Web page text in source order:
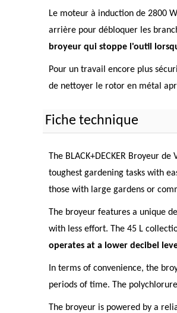
Le moteur à induction de 2800
arrière pour débloquer les
broyeur qui stoppe l'outil
Pour un travail encore plus
de nettoyer le rotor en métal
Fiche technique
The BLACK+DECKER Broyeur
toughest gardening tasks with
those with large gardens or
The broyeur features a unique
with less effort. The 45 L
operates at a lower decibel
In terms of convenience, the
periods of time. The
The broyeur is powered by a